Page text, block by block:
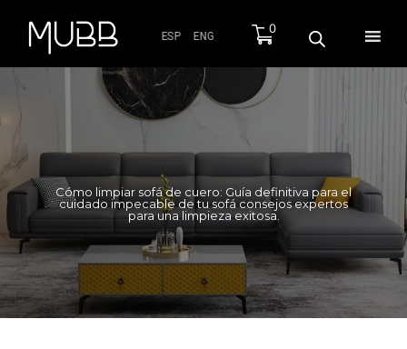
ESP ENG
0
Cómo limpiar sofá de cuero: Guía definitiva para el
cuidado impecable de tu sofá consejos expertos
para una limpieza exitosa.